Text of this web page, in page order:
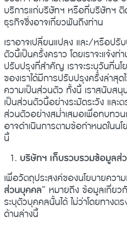
บริการแก่บริษัทฯ หรือที่บริษัทฯ
ธุรกิจซึ่งอาจเกี่ยวพันถึงท่าน
เราอาจเปลี่ยนแปลง และ/หรือปรั
ตัวนี้เป็นครั้งคราว โดยเราจะแจ้งท่
ปรับปรุงที่สำคัญ เราจะระบุวันที่น
ของเราได้มีการปรับปรุงครั้งล่าสุ
ความเป็นส่วนตัว ทั้งนี้ เราสนับสนุ
เป็นส่วนตัวนี้อย่างระมัดระวัง และ
ส่วนตัวอย่างสม่ำเสมอเพื่อทบทวน
อาจดำเนินการตามข้อกำหนดในน
นี้
บริษัทฯ เก็บรวบรวมข้อมูลส่
เพื่อวัตถุประสงค์ของนโยบายควา
ส่วนบุคคล” หมายถึง ข้อมูลเกี่ยว
ระบุตัวบุคคลนั้นได้ ไม่ว่าโดยทาง
ด้านล่างนี้